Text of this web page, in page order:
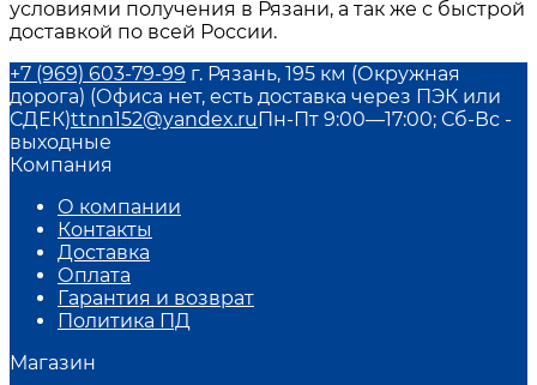
условиями получения в Рязани, а так же с быстрой
доставкой по всей России.
+7 (969) 603-79-99 г. Рязань, 195 км (Окружная
дорога) (Офиса нет, есть доставка через ПЭК или
СДЕК)ttnn152@yandex.ruПн-Пт 9:00—17:00; Сб-Вс -
выходные
Компания
О компании
Контакты
Доставка
Оплата
Гарантия и возврат
Политика ПД
Магазин